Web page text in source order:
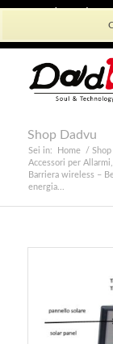
Shop Dadvu
Sei in: Home /
Accessori per
Barriera wireless –
energia...